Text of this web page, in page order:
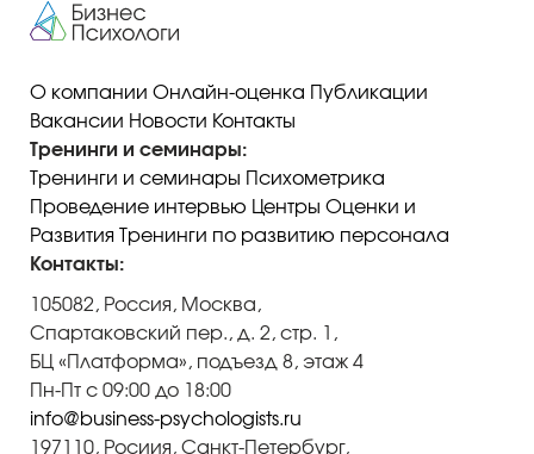
О компании Онлайн-оценка Публикации
Вакансии Новости Контакты
Тренинги и семинары:
Тренинги и семинары Психометрика
Проведение интервью Центры Оценки и
Развития Тренинги по развитию персонала
Контакты:
105082, Россия, Москва,
Спартаковский пер., д. 2, стр. 1,
БЦ «Платформа», подъезд 8, этаж 4
Пн-Пт с 09:00 до 18:00
info@business-psychologists.ru
197110, Росиия, Санкт-Петербург,